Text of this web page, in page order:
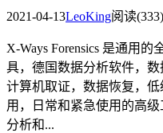
2021-04-13LeoKing阅读(333)
X-Ways Forensics 是通用
具，德国数据分析软件，
计算机取证，数据恢复，
用，日常和紧急使用的高
分析和...